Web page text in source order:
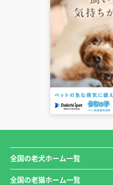
全国の老犬ホーム一覧
全国の老猫ホーム一覧